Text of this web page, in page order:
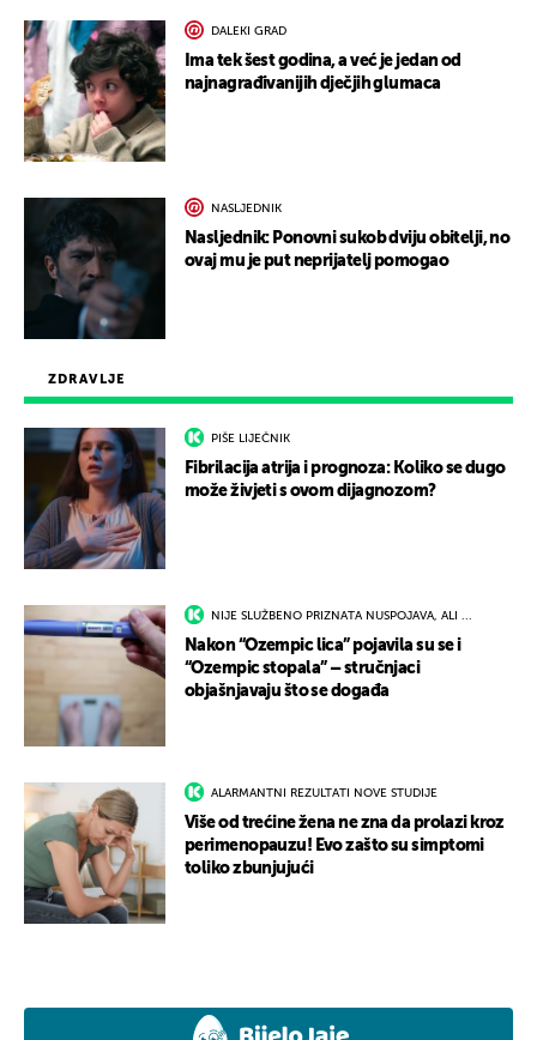
ZDRAVLJE
PIŠE LIJEČNIK
Fibrilacija atrija i prognoza: Koliko se dugo
može živjeti s ovom dijagnozom?
NIJE SLUŽBENO PRIZNATA NUSPOJAVA, ALI ...
Nakon “Ozempic lica” pojavila su se i
“Ozempic stopala” – stručnjaci
objašnjavaju što se događa
ALARMANTNI REZULTATI NOVE STUDIJE
Više od trećine žena ne zna da prolazi kroz
perimenopauzu! Evo zašto su simptomi
toliko zbunjujući
DALEKI GRAD
Ima tek šest godina, a već je jedan od
najnagrađivanijih dječjih glumaca
NASLJEDNIK
Nasljednik: Ponovni sukob dviju obitelji, no
ovaj mu je put neprijatelj pomogao